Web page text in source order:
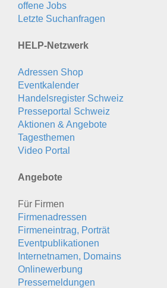
offene Jobs
Letzte Suchanfragen
HELP-Netzwerk
Adressen Shop
Eventkalender
Handelsregister Schweiz
Presseportal Schweiz
Aktionen & Angebote
Tagesthemen
Video Portal
Angebote
Für Firmen
Firmenadressen
Firmeneintrag, Porträt
Eventpublikationen
Internetnamen, Domains
Onlinewerbung
Pressemeldungen